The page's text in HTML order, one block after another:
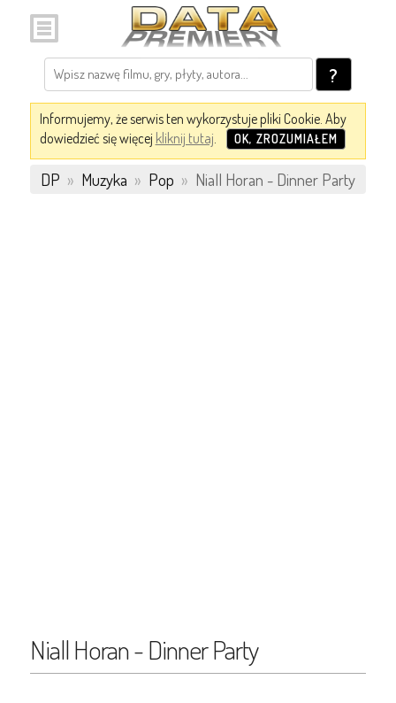
?
Informujemy, że serwis ten wykorzystuje pliki Cookie. Aby
dowiedzieć się więcej kliknij tutaj. OK, ZROZUMIAŁEM
DP » Muzyka » Pop » Niall Horan - Dinner Party
Niall Horan - Dinner Party